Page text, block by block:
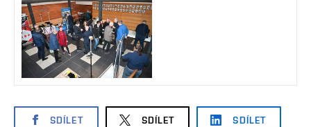
SDÍLET SDÍLET SDÍLET